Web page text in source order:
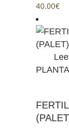
40.00€